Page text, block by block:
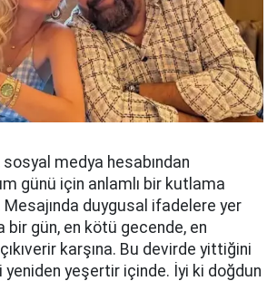
medya hesabından
günü için anlamlı bir kutlama
Mesajında duygusal ifadelere yer
bir gün, en kötü gecende, en
çıkıverir karşına. Bu devirde yittiğini
yeniden yeşertir içinde. İyi ki doğdun